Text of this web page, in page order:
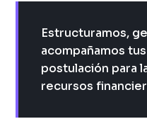
Estructuramos,
acompañamos
postulación para
recursos